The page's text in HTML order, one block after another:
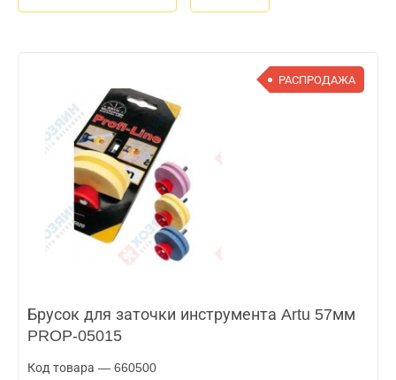
РАСПРОДАЖА
Брусок для заточки инструмента Artu 57мм
PROP-05015
Код товара — 660500